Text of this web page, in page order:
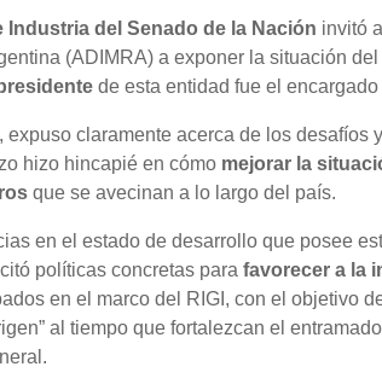
Industria del Senado de la Nación invitó
(ADIMRA) a exponer la situación del
de esta entidad fue el
expuso claramente acerca de los desafíos
hizo hincapié en cómo mejorar la
que se avecinan a lo largo del país.
en el estado de desarrollo que posee
políticas concretas parafavorecer a la
en el marco del RIGI, con el objetivo
al tiempo que fortalezcan el